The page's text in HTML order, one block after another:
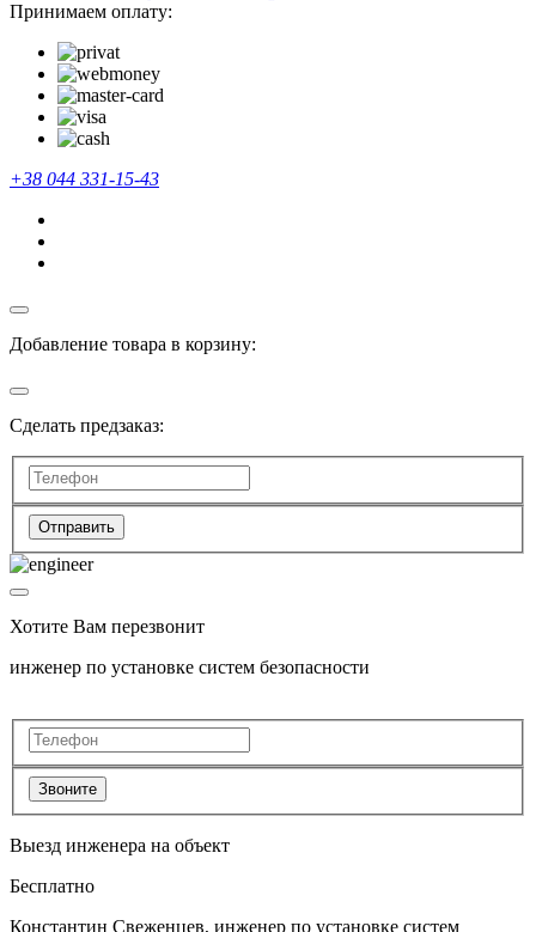
Принимаем оплату:
+38 044 331-15-43
Добавление товара в корзину:
Сделать предзаказ:
Отправить
Хотите Вам перезвонит
инженер по установке систем безопасности
Звоните
Выезд инженера на объект
Бесплатно
Константин Свеженцев, инженер по установке систем